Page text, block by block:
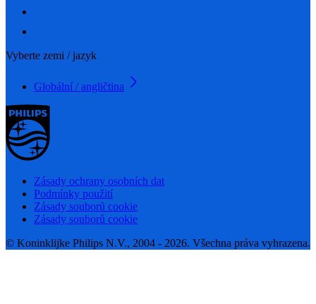
Vyberte zemi / jazyk
Globální / angličtina
Zásady ochrany osobních dat
Podmínky použití
Zásady souborů cookie
Zásady souborů cookie
© Koninklijke Philips N.V., 2004 - 2026. Všechna práva vyhrazena.